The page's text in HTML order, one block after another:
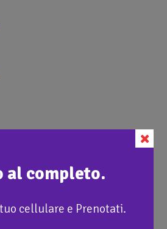
al completo.
cellulare e Prenotati.